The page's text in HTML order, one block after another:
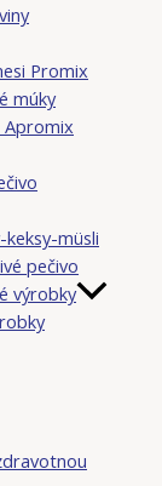
Promix
múky
Apromix
müsli
pečivo
výrobky